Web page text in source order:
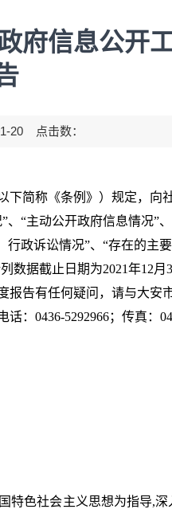
府信息公开
20 点击数：
简称《条例》）规定，向
“主动公开政府信息情况”
行政诉讼情况”、“存在的主
数据截止日期为2021年12月
报告有任何疑问，请与大安
：0436-5292966；传真：
色社会主义思想为指导,深